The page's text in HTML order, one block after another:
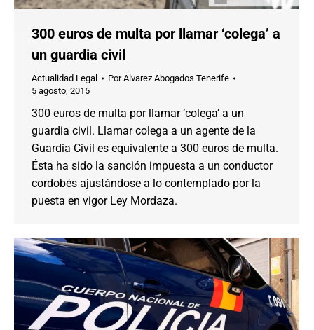
300 euros de multa por llamar ‘colega’ a
un guardia civil
Actualidad Legal PorAlvarez Abogados Tenerife
5 agosto, 2015
300 euros de multa por llamar ‘colega’ a un
guardia civil. Llamar colega a un agente de la
Guardia Civil es equivalente a 300 euros de multa.
Ésta ha sido la sanción impuesta a un conductor
cordobés ajustándose a lo contemplado por la
puesta en vigor Ley Mordaza.